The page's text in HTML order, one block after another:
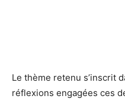
Le thème retenu s’inscrit
réflexions engagées ces